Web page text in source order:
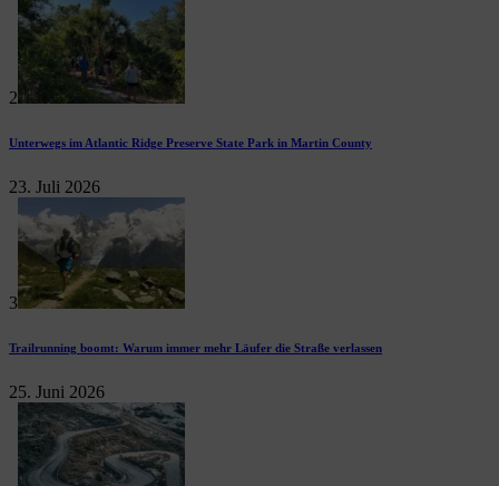
2
Unterwegs im Atlantic Ridge Preserve State Park in Martin County
23. Juli 2026
3
Trailrunning boomt: Warum immer mehr Läufer die Straße verlassen
25. Juni 2026